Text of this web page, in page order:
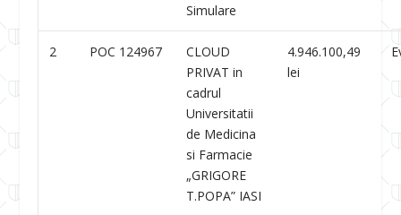
Simulare
2 POC 124967
CLOUD
PRIVAT in
cadrul
Universitatii
de Medicina
si Farmacie
„GRIGORE
T.POPA” IASI
4.946.100,49
lei